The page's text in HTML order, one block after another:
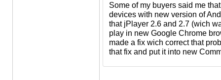
Some of my buyers said me
devices with new version of
that jPlayer 2.6 and 2.7 (wich
play in new Google Chrome
made a fix wich correct that
that fix and put it into new
Android. Причем проблема,
браузером Google Chrome,
разработчики. Я провел
разработчики jPlayer знают
промежуточную
я интегрировал в новую